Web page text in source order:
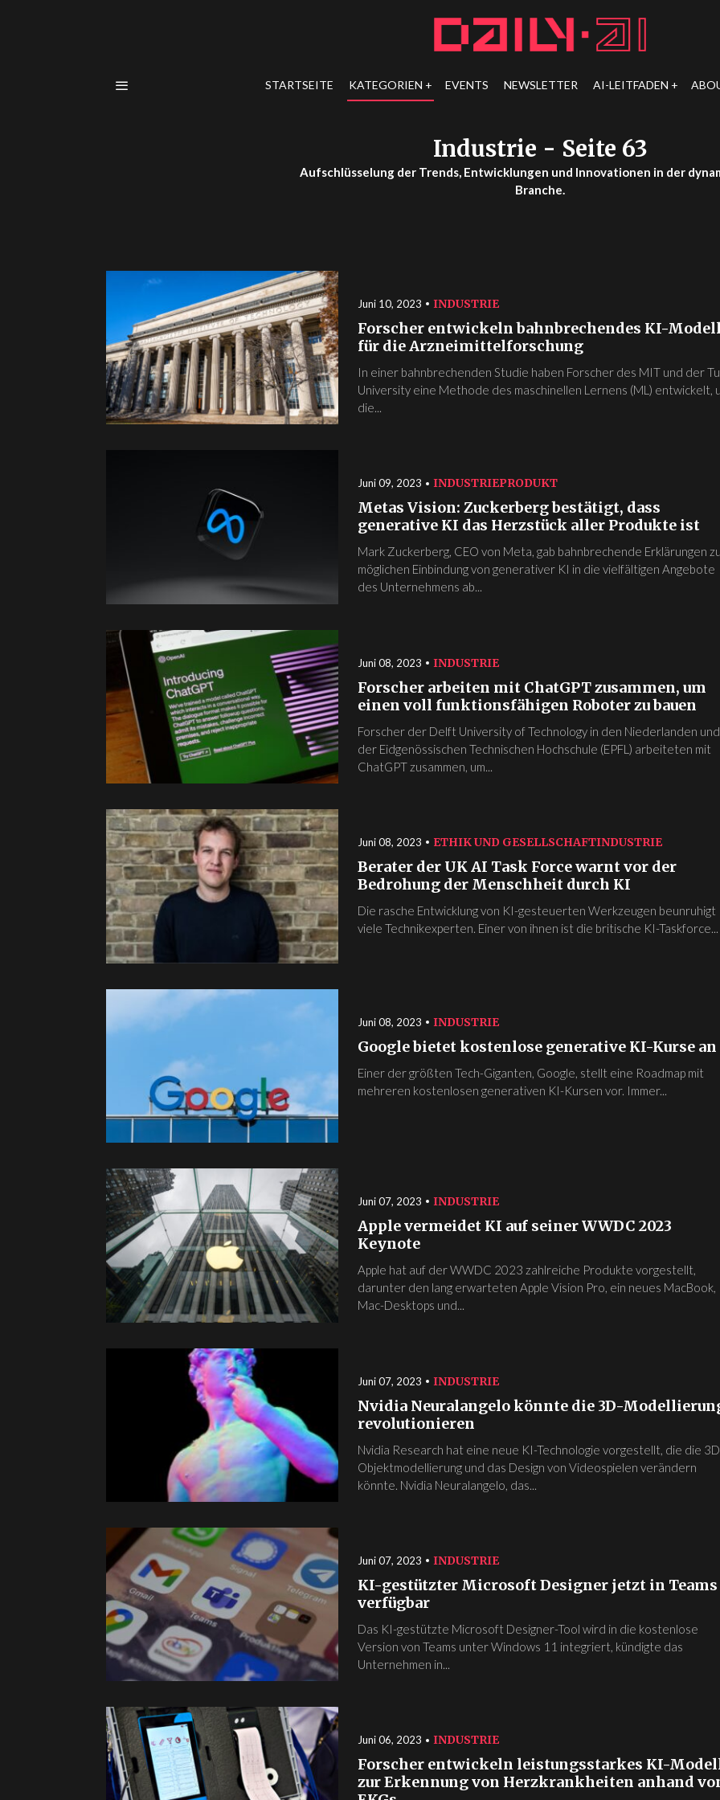
STARTSEITE KATEGORIEN EVENTS NEWSLETTER AI-LEITFADEN
Industrie - Seite 63
Aufschlüsselung der Trends, Entwicklungen und Innovationen in der
Branche.
Juni 10, 2023 INDUSTRIE
Forscher entwickeln bahnbrechendes KI-
für die Arzneimittelforschung
In einer bahnbrechenden Studie haben Forscher des MIT und der
University eine Methode des maschinellen Lernens (ML) entwickelt,
die...
Juni 09, 2023 INDUSTRIEPRODUKT
Metas Vision: Zuckerberg bestätigt, dass
generative KI das Herzstück aller Produkte ist
Mark Zuckerberg, CEO von Meta, gab bahnbrechende Erklärungen
möglichen Einbindung von generativer KI in die vielfältigen Angebote
des Unternehmens ab...
Juni 08, 2023 INDUSTRIE
Forscher arbeiten mit ChatGPT zusammen, um
einen voll funktionsfähigen Roboter zu bauen
Forscher der Delft University of Technology in den Niederlanden und
der Eidgenössischen Technischen Hochschule (EPFL) arbeiteten mit
ChatGPT zusammen, um...
Juni 08, 2023 ETHIK UND GESELLSCHAFTINDUSTRIE
Berater der UK AI Task Force warnt vor der
Bedrohung der Menschheit durch KI
Die rasche Entwicklung von KI-gesteuerten Werkzeugen beunruhigt
viele Technikexperten. Einer von ihnen ist die britische KI-Taskforce...
Juni 08, 2023 INDUSTRIE
Google bietet kostenlose generative KI-Kurse an
Einer der größten Tech-Giganten, Google, stellt eine Roadmap mit
mehreren kostenlosen generativen KI-Kursen vor. Immer...
Juni 07, 2023 INDUSTRIE
Apple vermeidet KI auf seiner WWDC 2023
Keynote
Apple hat auf der WWDC 2023 zahlreiche Produkte vorgestellt,
darunter den lang erwarteten Apple Vision Pro, ein neues MacBook,
Mac-Desktops und...
Juni 07, 2023 INDUSTRIE
Nvidia Neuralangelo könnte die 3D-
revolutionieren
Nvidia Research hat eine neue KI-Technologie vorgestellt, die die
Objektmodellierung und das Design von Videospielen verändern
könnte. Nvidia Neuralangelo, das...
Juni 07, 2023 INDUSTRIE
KI-gestützter Microsoft Designer jetzt in Teams
verfügbar
Das KI-gestützte Microsoft Designer-Tool wird in die kostenlose
Version von Teams unter Windows 11 integriert, kündigte das
Unternehmen in...
Juni 06, 2023 INDUSTRIE
Forscher entwickeln leistungsstarkes KI-
zur Erkennung von Herzkrankheiten anhand